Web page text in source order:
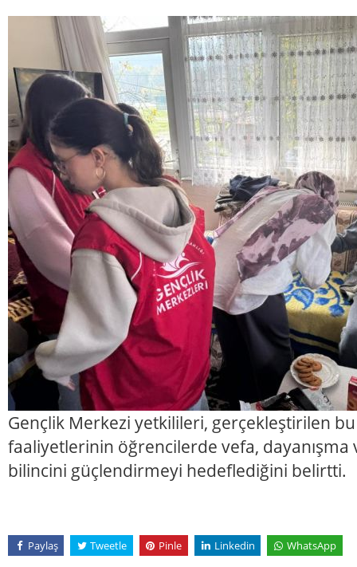
Gençlik Merkezi yetkilileri, gerçekleştirilen
faaliyetlerinin öğrencilerde vefa, dayanışma
bilincini güçlendirmeyi hedeflediğini belirtti.
Paylaş Tweetle Pinle Linkedin WhatsApp